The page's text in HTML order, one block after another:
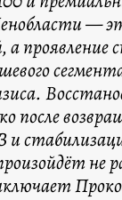
—
а
после
и
не